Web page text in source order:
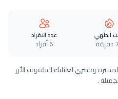
الطهي عدد الافراد
6 أفراد
وحضري لعائلتك الملفوف الأرز
.